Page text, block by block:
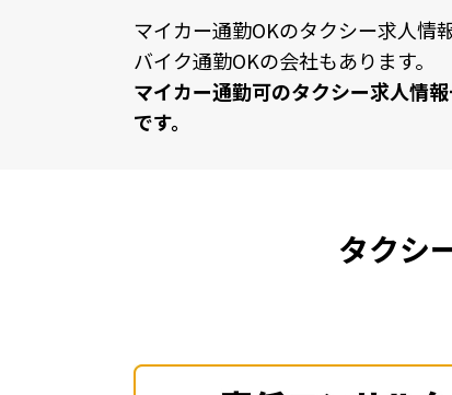
マイカー通勤OKのタクシー求⼈情
バイク通勤OKの会社もあります。
マイカー通勤可のタクシー求⼈情
です。
タクシ